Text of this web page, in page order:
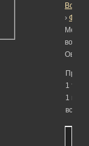
›
Метка:
1
1 по 1
всего)